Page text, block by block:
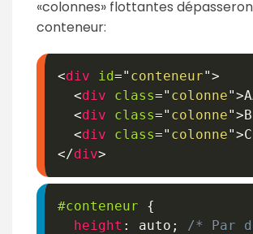
«colonnes» flottantes
conteneur:
<div id=" conteneur">
<div class=" colonne">
<div class=" colonne">
<div class=" colonne">
</div>
#conteneur
{
height : auto ;
/* Par